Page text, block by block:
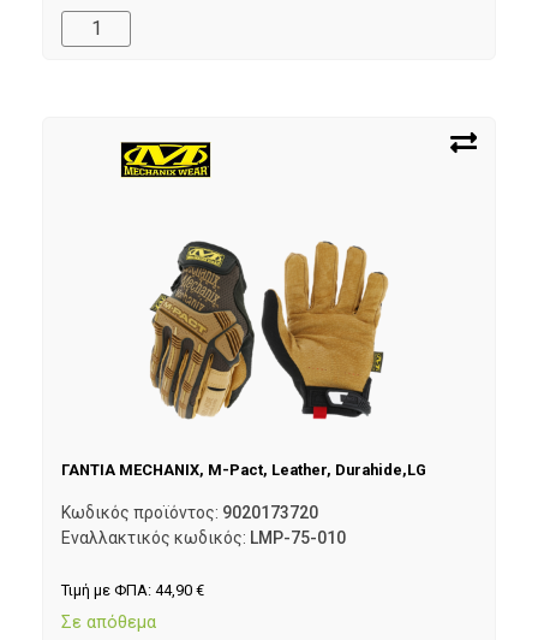
ΓΑΝΤΙΑ MECHANIX, M-Pact, Leather, Durahide,LG
Κωδικός προϊόντος: 9020173720
Εναλλακτικός κωδικός: LMP-75-010
Τιμή με ΦΠΑ: 44,90 €
Σε απόθεμα